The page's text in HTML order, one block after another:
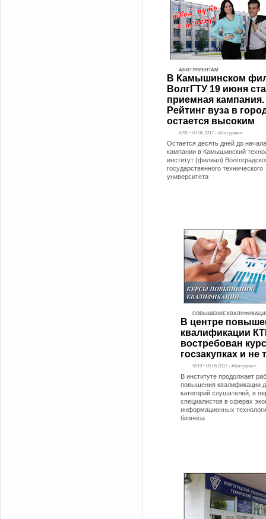
АБИТУРИЕНТАМ
В Камышинском
ВолгГТУ 19 июня
приемная кампания.
Рейтинг вуза в
остается высоким
6292 • 07.06.2017 - Абитуриент
Остается десять дней до
кампании в Камышинский
институт (филиал)
государственного технического
университета
ПОВЫШЕНИЕ
В центре
квалификации
востребован
госзакупках и не
5519 • 05.06.2017 - Абитуриент
В институте продолжает
повышения квалификации
категорий слушателей, в
специалистов в сферах
информационных
бизнеса